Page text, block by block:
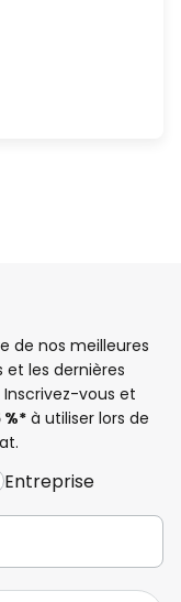
de nos meilleures
les dernières
vous et
à utiliser lors de
Entreprise